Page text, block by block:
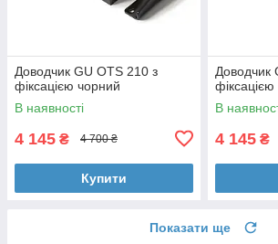
Доводчик GU OTS 210 з
фіксацією чорний
В наявності
4 145 ₴ 4 700 ₴
Купити
Доводчик
фіксацією
В
4 145 ₴
Показати ще